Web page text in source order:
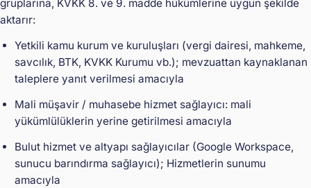
gruplarına, KVKK 8. ve 9. madde hükümlerine uygun şekilde
aktarır:
Yetkili kamu kurum ve kuruluşları (vergi dairesi, mahkeme,
savcılık, BTK, KVKK Kurumu vb.); mevzuattan kaynaklanan
taleplere yanıt verilmesi amacıyla
Mali müşavir / muhasebe hizmet sağlayıcı: mali
yükümlülüklerin yerine getirilmesi amacıyla
Bulut hizmet ve altyapı sağlayıcılar (Google Workspace,
sunucu barındırma sağlayıcı); Hizmetlerin sunumu
amacıyla